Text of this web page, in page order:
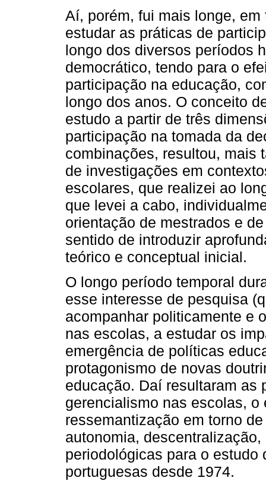
Aí, porém, fui mais longe,
estudar as práticas de
longo dos diversos períodos
democrático, tendo para o
participação na educação,
longo dos anos. O conceito
estudo a partir de três
participação na tomada da
combinações, resultou, mais
de investigações em
escolares, que realizei ao
que levei a cabo,
orientação de mestrados e
sentido de introduzir
teórico e conceptual inicial.
O longo período temporal
esse interesse de pesquisa
acompanhar politicamente e
nas escolas, a estudar os
emergência de políticas
protagonismo de novas
educação. Daí resultaram as
gerencialismo nas escolas,
ressemantização em torno
autonomia,
periodológicas para o
portuguesas desde 1974.